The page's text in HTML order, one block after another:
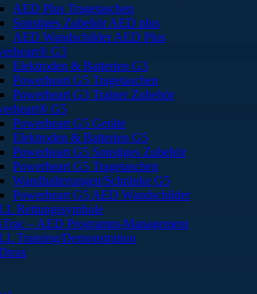
AED Plus Tragetaschen
Sonstiges Zubehör AED plus
AED Wandschilder AED Plus
G3
Elektroden & Batterien G3
Powerheart G5 Tragetaschen
Powerheart G3 Trainer Zubehör
G5
Powerheart G5 Geräte
Elektroden & Batterien G5
Powerheart G5 Sonstiges Zubehör
Powerheart G5 Tragetaschen
Wandhalterungen/Schränke G5
Powerheart G5 AED Wandschilder
Rettungssymbole
– AED Programm-Management
Training/Demonstration